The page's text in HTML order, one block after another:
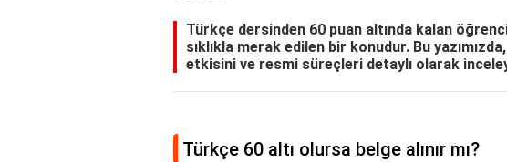
Türkçe dersinden 60 puan altında kalan
sıklıkla merak edilen bir konudur. Bu
etkisini ve resmi süreçleri detaylı olarak
Türkçe 60 altı olursa belge alınır mı?